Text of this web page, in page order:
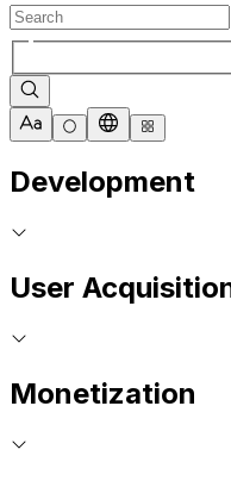
Development
User
Monetization